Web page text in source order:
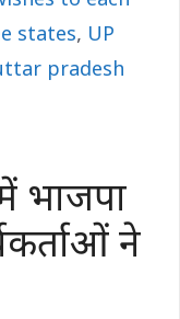
states, UP
pradesh
भाजपा
ने